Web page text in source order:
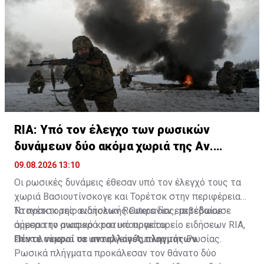
RIA: Υπό τον έλεγχο των ρωσικών
δυνάμεων δύο ακόμα χωριά της Αν.
Ουκρανίας
09.08.2026 13:10
Οι ρωσικές δυνάμεις έθεσαν υπό τον έλεγχό τους τα
χωριά Βασιουτίνσκογε και Τορέτσκ στην περιφέρεια
Ντονέτσκ της ανατολικής Ουκρανίας, μετέδωσε
σήμερα το ρωσικό κρατικό πρακτορείο ειδήσεων RIA,
επικαλούμενο το υπουργείο Άμυνας της Ρωσίας.
Το πρακτορείο ειδήσεων Reuters δεν επιβεβαίωσε
άμεσα την αναφορά του υπουργείου.
Πέντε νεκροί σε ανταλλαγές πληγμάτων
Ρωσικά πλήγματα προκάλεσαν τον θάνατο δύο